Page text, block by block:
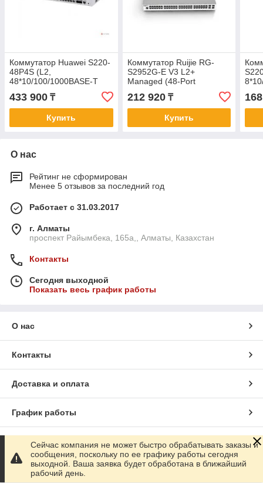
Коммутатор Huawei S220-
48P4S (L2,
48*10/100/1000BASE-T
ports 380W PoE+, 4*GE
SFP ports, AC power)
433 900 ₸
Купить
Коммутатор Ruijie RG-
S2952G-E V3 L2+
Managed (48-Port
10/100/1000BASE-T and 4
GE SFP Ports (Non-
Combo))
212 920₸
Купить
SFP
О нас
Рейтинг не сформирован
Менее 5 отзывов за последний год
Работает с 31.03.2017
г. Алматы
проспект Райымбека, 165а,, Алматы, Казахстан
Контакты
Сегодня выходной
Показать весь график работы
О нас
Контакты
Доставка и оплата
График работы
Полная версия сайта
Сайт создан на маркетплейсе Satu.kz
Сейчас компания не может быстро обрабатывать заказы и
сообщения, поскольку по ее графику работы сегодня
выходной. Ваша заявка будет обработана в ближайший
рабочий день.